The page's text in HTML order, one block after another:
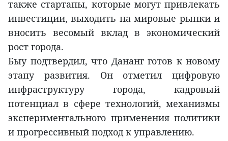
также стартапы, которые могут привлекать
инвестиции, выходить на мировые рынки и
вносить весомый вклад в экономический
рост города.
Быу подтвердил, что Дананг готов к новому
этапу развития. Он отметил цифровую
инфраструктуру города, кадровый
потенциал в сфере технологий, механизмы
экспериментального применения политики
и прогрессивный подход к управлению.